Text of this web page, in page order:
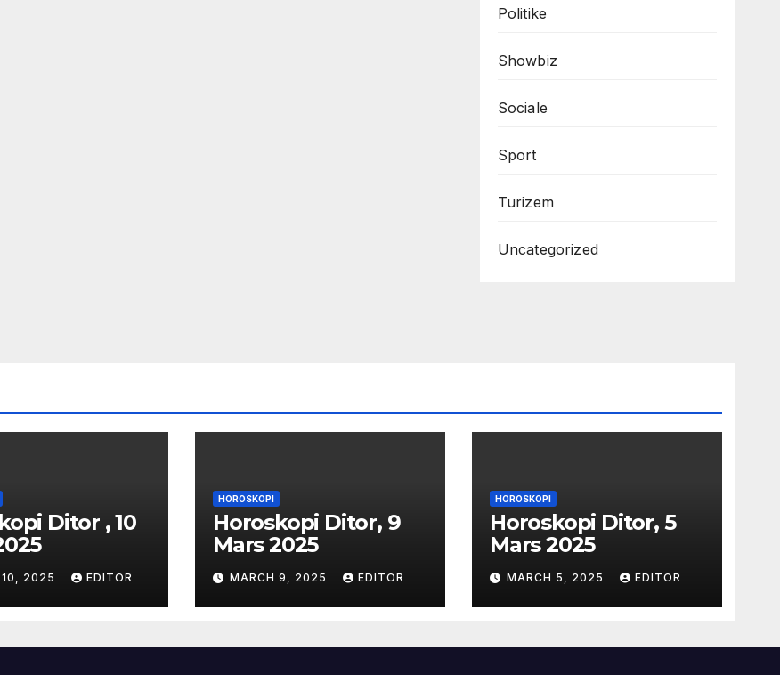
Politike
Showbiz
Sociale
Sport
Turizem
Uncategorized
Ditor , 10
10, 2025 EDITOR
HOROSKOPI
Horoskopi Ditor, 9
Mars 2025
MARCH 9, 2025 EDITOR
HOROSKOPI
Horoskopi Ditor, 5
Mars 2025
MARCH 5, 2025 EDITOR